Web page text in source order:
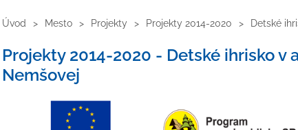
Úvod Mesto Projekty Projekty 2014-2020 Detské
Projekty 2014-2020 - Detské ihrisko v
Nemšovej